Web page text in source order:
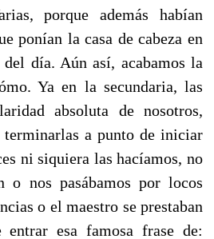
porque además habían
ponían la casa de cabeza en
del día. Aún así, acabamos la
Ya en la secundaria, las
absoluta de nosotros,
terminarlas a punto de iniciar
ni siquiera las hacíamos, no
o nos pasábamos por locos
o el maestro se prestaban
esa famosa frase de: